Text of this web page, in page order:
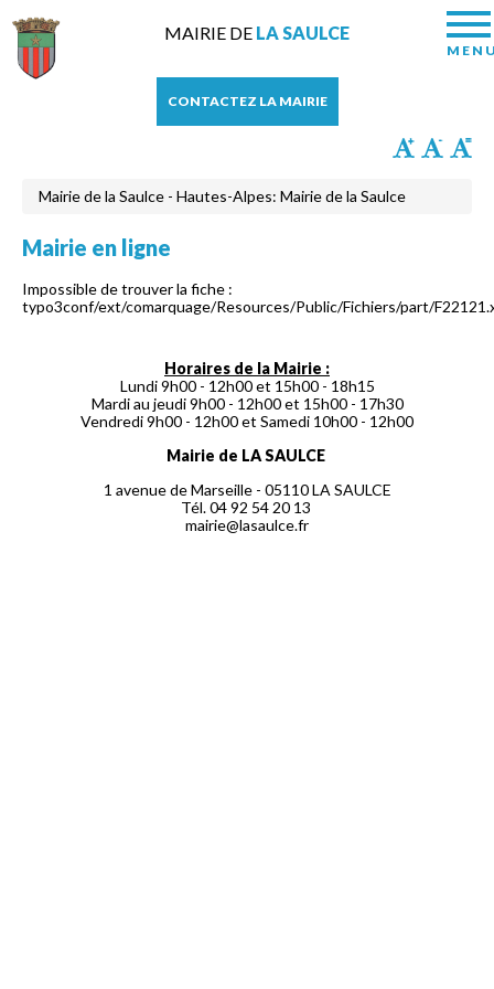
MAIRIE DE LA SAULCE
CONTACTEZ LA MAIRIE
Mairie de la Saulce - Hautes-Alpes: Mairie de la Saulce
Mairie en ligne
Impossible de trouver la fiche :
typo3conf/ext/comarquage/Resources/Public/Fichiers/part/
Horaires de la Mairie :
Lundi 9h00 - 12h00 et 15h00 - 18h15
Mardi au jeudi 9h00 - 12h00 et 15h00 - 17h30
Vendredi 9h00 - 12h00 et Samedi 10h00 - 12h00
Mairie de LA SAULCE
1 avenue de Marseille - 05110 LA SAULCE
Tél. 04 92 54 20 13
mairie@lasaulce.fr